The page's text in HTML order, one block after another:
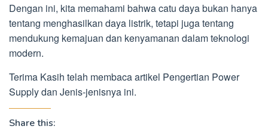
Dengan ini, kita memahami bahwa catu daya bukan hanya
tentang menghasilkan daya listrik, tetapi juga tentang
mendukung kemajuan dan kenyamanan dalam teknologi
modern.
Terima Kasih telah membaca artikel Pengertian Power
Supply dan Jenis-jenisnya ini.
Share this: